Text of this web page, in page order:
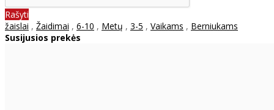
Rašyti
žaislai , Žaidimai , 6-10 , Metų , 3-5 , Vaikams , Berniukams
Susijusios prekės